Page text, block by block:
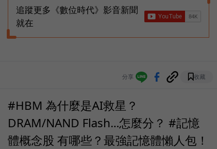
追蹤更多《數位時代》影音新聞
就在
分享 收藏
#HBM 為什麼是AI救星？
DRAM/NAND Flash...怎麼分？ #記憶
體概念股 有哪些？最強記憶體懶人包！